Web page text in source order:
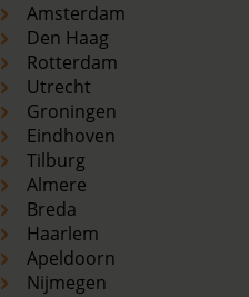
Amsterdam
Den Haag
Rotterdam
Utrecht
Groningen
Eindhoven
Tilburg
Almere
Breda
Haarlem
Apeldoorn
Nijmegen